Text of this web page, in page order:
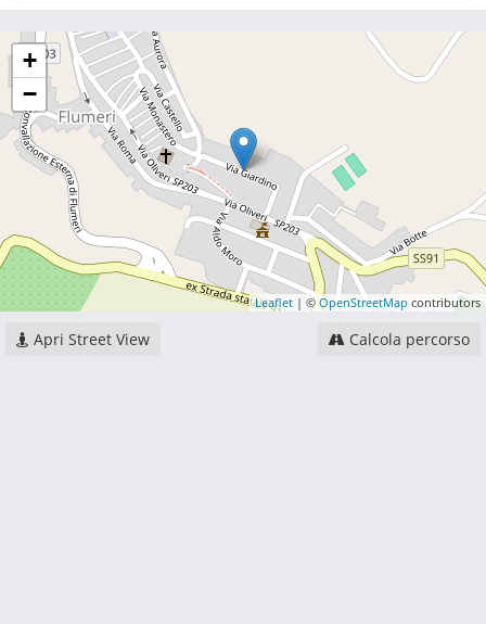
+
−
Leaflet | © OpenStreetMap contributors
Apri Street View Calcola percorso